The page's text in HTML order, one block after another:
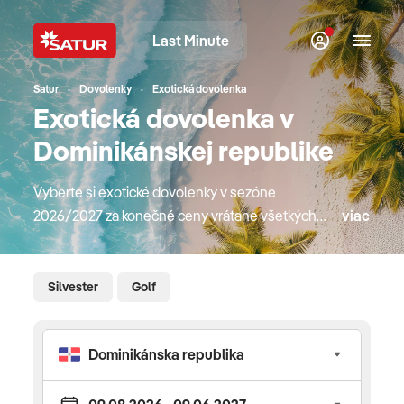
Last Minute
Satur Dovolenky Exotická dovolenka
Exotická dovolenka v
Dominikánskej republike
Vyberte si exotické dovolenky v sezóne
2026/2027 za konečné ceny vrátane všetkých
poplatkov. V našej ponuke nájdete obľúbené
Seychely, ale aj Maurícius, Mexiko či Dominikánsku
hoteloch, či už na pobytoch pri mori alebo
poznávacích zájazdoch. Do exotiky lietame na
pravidelných letoch priamo z Bratislavy, Košíc
viac
Silvester Golf